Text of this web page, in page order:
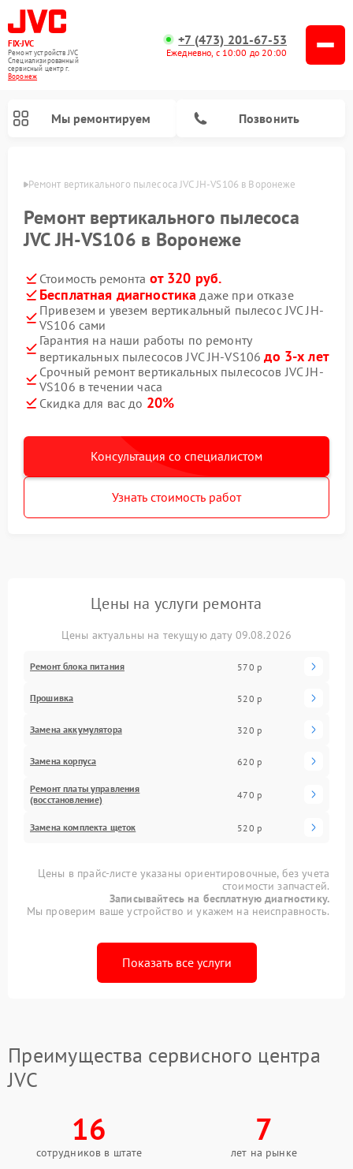
FIX-JVC
Ремонт устройств JVC
Специализированный
cервисный центр г.
Воронеж
+7 (473) 201-67-53
Ежедневно, с 10:00 до 20:00
Мы ремонтируем Позвонить
Ремонт вертикального пылесоса JVC JH-VS106 в Воронеже
Ремонт вертикального пылесоса
JVC JH-VS106 в Воронеже
Стоимость ремонта от 320 руб.
Бесплатная диагностика даже при отказе
Привезем и увезем вертикальный пылесос JVC JH-
VS106 сами
Гарантия на наши работы по ремонту
вертикальных пылесосов JVC JH-VS106до 3-х лет
Срочный ремонт вертикальных пылесосов JVC JH-
VS106 в течении часа
Скидка для вас до 20%
Консультация со специалистом
Узнать стоимость работ
Цены на услуги ремонта
Цены актуальны на текущую дату 09.08.2026
Ремонт блока питания 570 р
Прошивка 520 р
Замена аккумулятора 320 р
Замена корпуса 620 р
Ремонт платы управления
(восстановление)
470 р
Замена комплекта щеток 520 р
Цены в прайс-листе указаны ориентировочные, без учета
стоимости запчастей.
Записывайтесь на бесплатную диагностику.
Мы проверим ваше устройство и укажем на неисправность.
Показать все услуги
Преимущества сервисного центра
JVC
16
сотрудников в штате
7
лет на рынке